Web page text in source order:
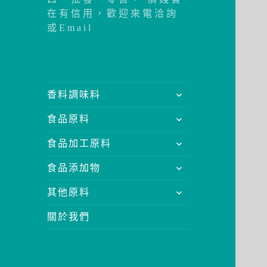
在有信用，歡迎來電洽詢
或Email
香料調味料
展
開
子
選
單
食品原料
展
開
子
選
單
食品加工原料
展
開
子
選
單
食品添加物
展
開
子
選
其他原料
展
開
選
關於我們